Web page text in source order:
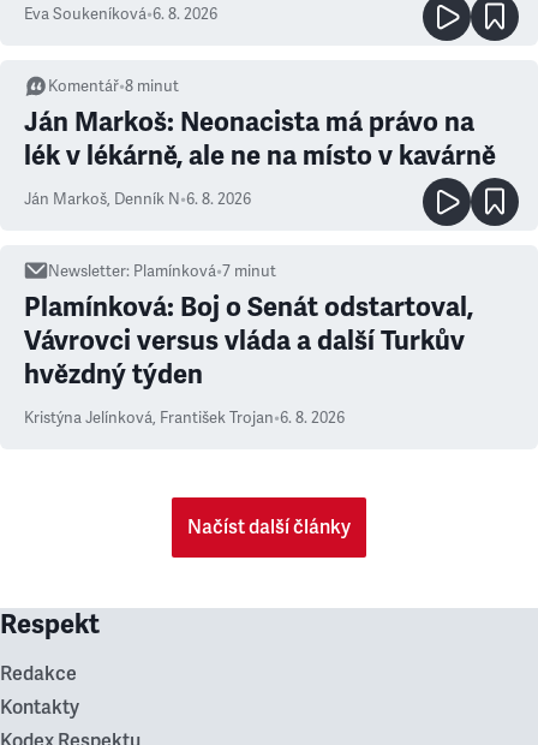
Eva Soukeníková•6. 8. 2026
Komentář•8 minut
Ján Markoš: Neonacista má právo na
lék v lékárně, ale ne na místo v kavárně
Ján Markoš, Denník N•6. 8. 2026
Newsletter: Plamínková•7 minut
Plamínková: Boj o Senát odstartoval,
Vávrovci versus vláda a další Turkův
hvězdný týden
Kristýna Jelínková, František Trojan•6. 8. 2026
Načíst další články
Respekt
Redakce
Kontakty